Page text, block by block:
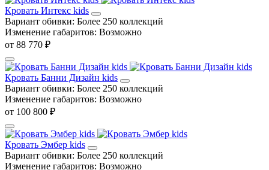
Кровать Интекс kids
Вариант обивки: Более 250 коллекций
Изменение габаритов: Возможно
от 88 770 ₽
Кровать Банни Дизайн kids
Вариант обивки: Более 250 коллекций
Изменение габаритов: Возможно
от 100 800 ₽
Кровать Эмбер kids
Вариант обивки: Более 250 коллекций
Изменение габаритов: Возможно